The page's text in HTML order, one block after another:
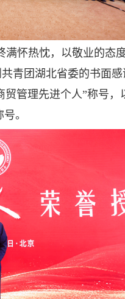
怀热忱，以敬业的态
青团湖北省委的书面
管理先进个人”称号，
。